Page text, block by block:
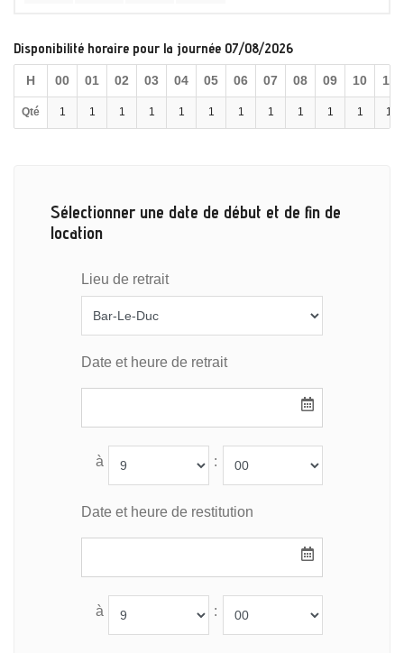
Disponibilité horaire pour la journée 07/08/2026
H 00 01 02 03 04 05 06 07 08 09 10 11
Qté 1 1 1 1 1 1 1 1 1 1 1 1
Sélectionner une date de début et de fin de
location
Lieu de retrait
Date et heure de retrait
à :
Date et heure de restitution
à :